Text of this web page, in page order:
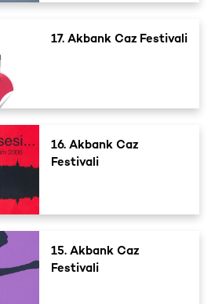
17. Akbank Caz Festivali
16. Akbank Caz
Festivali
15. Akbank Caz
Festivali